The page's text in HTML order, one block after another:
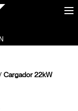
Cargador 22kW